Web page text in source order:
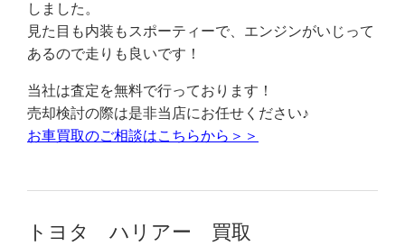
しました。
見た目も内装もスポーティーで、エンジンがいじって
あるので走りも良いです！
当社は査定を無料で行っております！
売却検討の際は是非当店にお任せください♪
お車買取のご相談はこちらから＞＞
トヨタ ハリアー 買取